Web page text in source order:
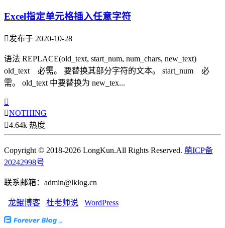
Excel指定单元格插入任意字符
发布于 2020-10-28
语法 REPLACE(old_text, start_num, num_chars, new_text)
old_text 必需。 要替换其部分字符的文本。 start_num 必
需。 old_text 中要替换为 new_tex...

NOTHING
4.64k 热度
Copyright © 2018-2026 LongKun.All Rights Reserved. 萌ICP备
20242998号
联系邮箱：admin@lklog.cn
龙鲲博客 杜老师说 WordPress